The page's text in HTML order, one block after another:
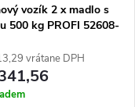
vozík 2 x madlo s
500 kg PROFI 52608-
vrátane DPH